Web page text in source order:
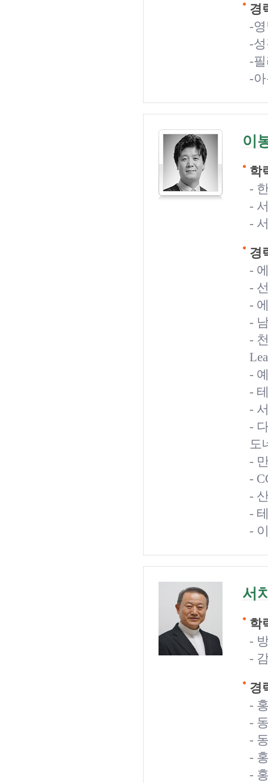
경
-
-
-
-
이
학
-
-
-
경
-
-
-
-
-
-
-
-
-
도
-
-
-
-
-
서
학
-
-
경
-
-
-
-
-